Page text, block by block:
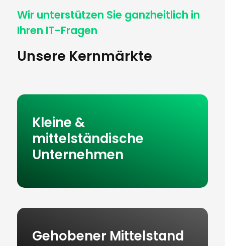
Wir unterstützen Sie ganzheitlich in
Ihren IT-Fragen
Unsere Kernmärkte
Kleine &
mittelständische
Unternehmen
Gehobener Mittelstand